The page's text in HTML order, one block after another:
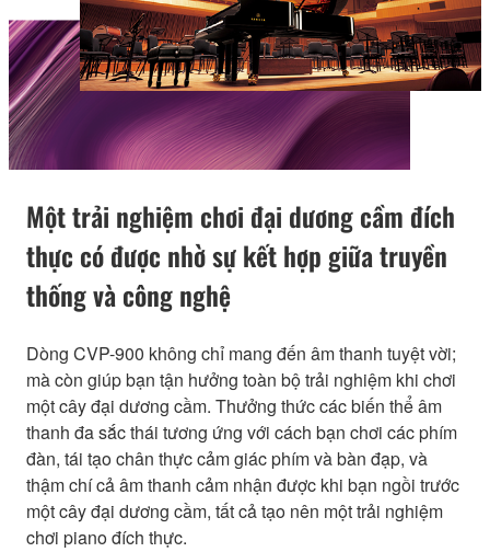
Một trải nghiệm chơi đại dương cầm đích
thực có được nhờ sự kết hợp giữa truyền
thống và công nghệ
Dòng CVP-900 không chỉ mang đến âm thanh tuyệt vời;
mà còn giúp bạn tận hưởng toàn bộ trải nghiệm khi chơi
một cây đại dương cầm. Thưởng thức các biến thể âm
thanh đa sắc thái tương ứng với cách bạn chơi các phím
đàn, tái tạo chân thực cảm giác phím và bàn đạp, và
thậm chí cả âm thanh cảm nhận được khi bạn ngồi trước
một cây đại dương cầm, tất cả tạo nên một trải nghiệm
chơi piano đích thực.